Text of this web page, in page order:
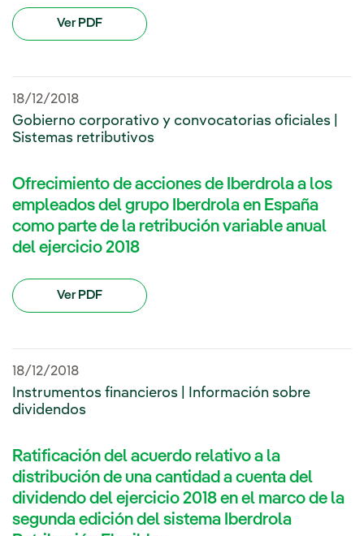
Ver PDF
18/12/2018
Gobierno corporativo y convocatorias oficiales |
Sistemas retributivos
Ofrecimiento de acciones de Iberdrola a los
empleados del grupo Iberdrola en España
como parte de la retribución variable anual
del ejercicio 2018
Ver PDF
18/12/2018
Instrumentos financieros | Información sobre
dividendos
Ratificación del acuerdo relativo a la
distribución de una cantidad a cuenta del
dividendo del ejercicio 2018 en el marco de la
segunda edición del sistema Iberdrola